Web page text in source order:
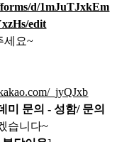
forms/d/1mJuTJxkEm
edit
세요~
_jyQJxb
미 문의-성함/ 문의
습니다~